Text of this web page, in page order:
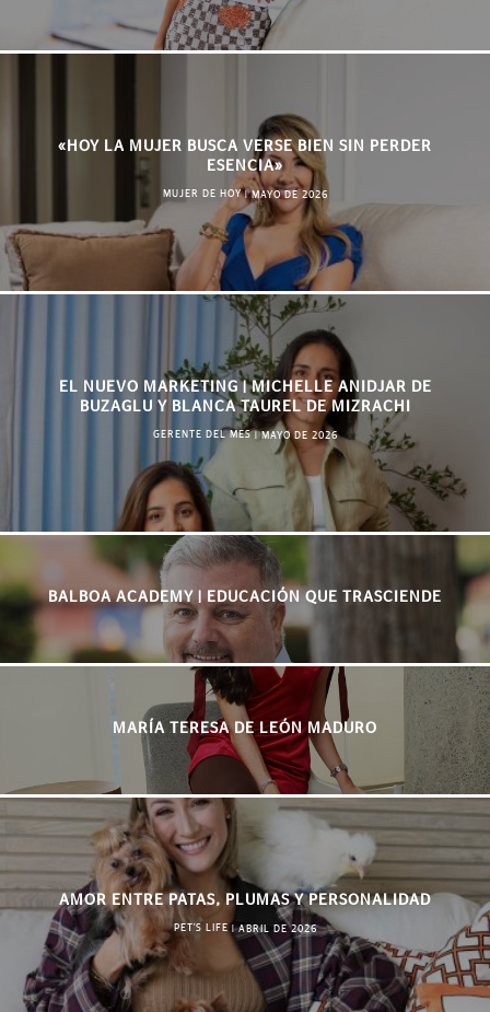
«HOY LA MUJER BUSCA VERSE BIEN SIN PERDER
ESENCIA»
MUJER DE HOY|MAYO DE 2026
EL NUEVO MARKETING | MICHELLE ANIDJAR DE
BUZAGLU Y BLANCA TAUREL DE MIZRACHI
GERENTE DEL MES|MAYO DE 2026
BALBOA ACADEMY | EDUCACIÓN QUE TRASCIENDE
MARÍA TERESA DE LEÓN MADURO
AMOR ENTRE PATAS, PLUMAS Y PERSONALIDAD
PET'S LIFE |ABRIL DE 2026